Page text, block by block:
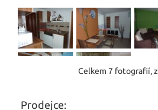
Celkem 7 fotografií,
Prodejce: